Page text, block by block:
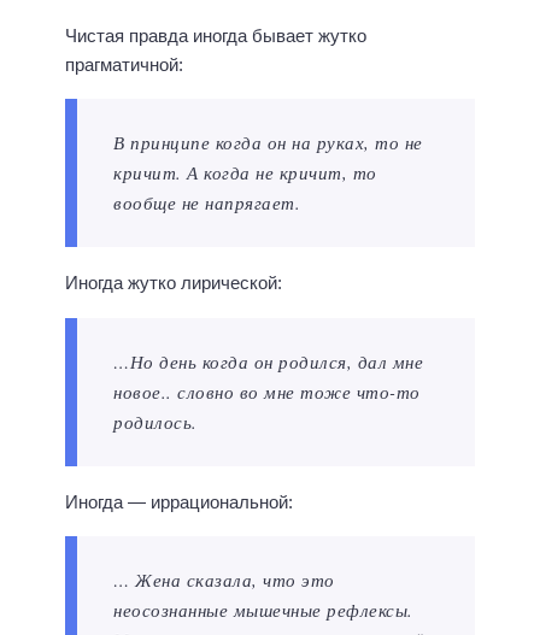
Чистая правда иногда бывает жутко
прагматичной:
В принципе когда он на руках, то не
кричит. А когда не кричит, то
вообще не напрягает.
Иногда жутко лирической:
…Но день когда он родился, дал мне
новое.. словно во мне тоже что-то
родилось.
Иногда — иррациональной:
… Жена сказала, что это
неосознанные мышечные рефлексы.